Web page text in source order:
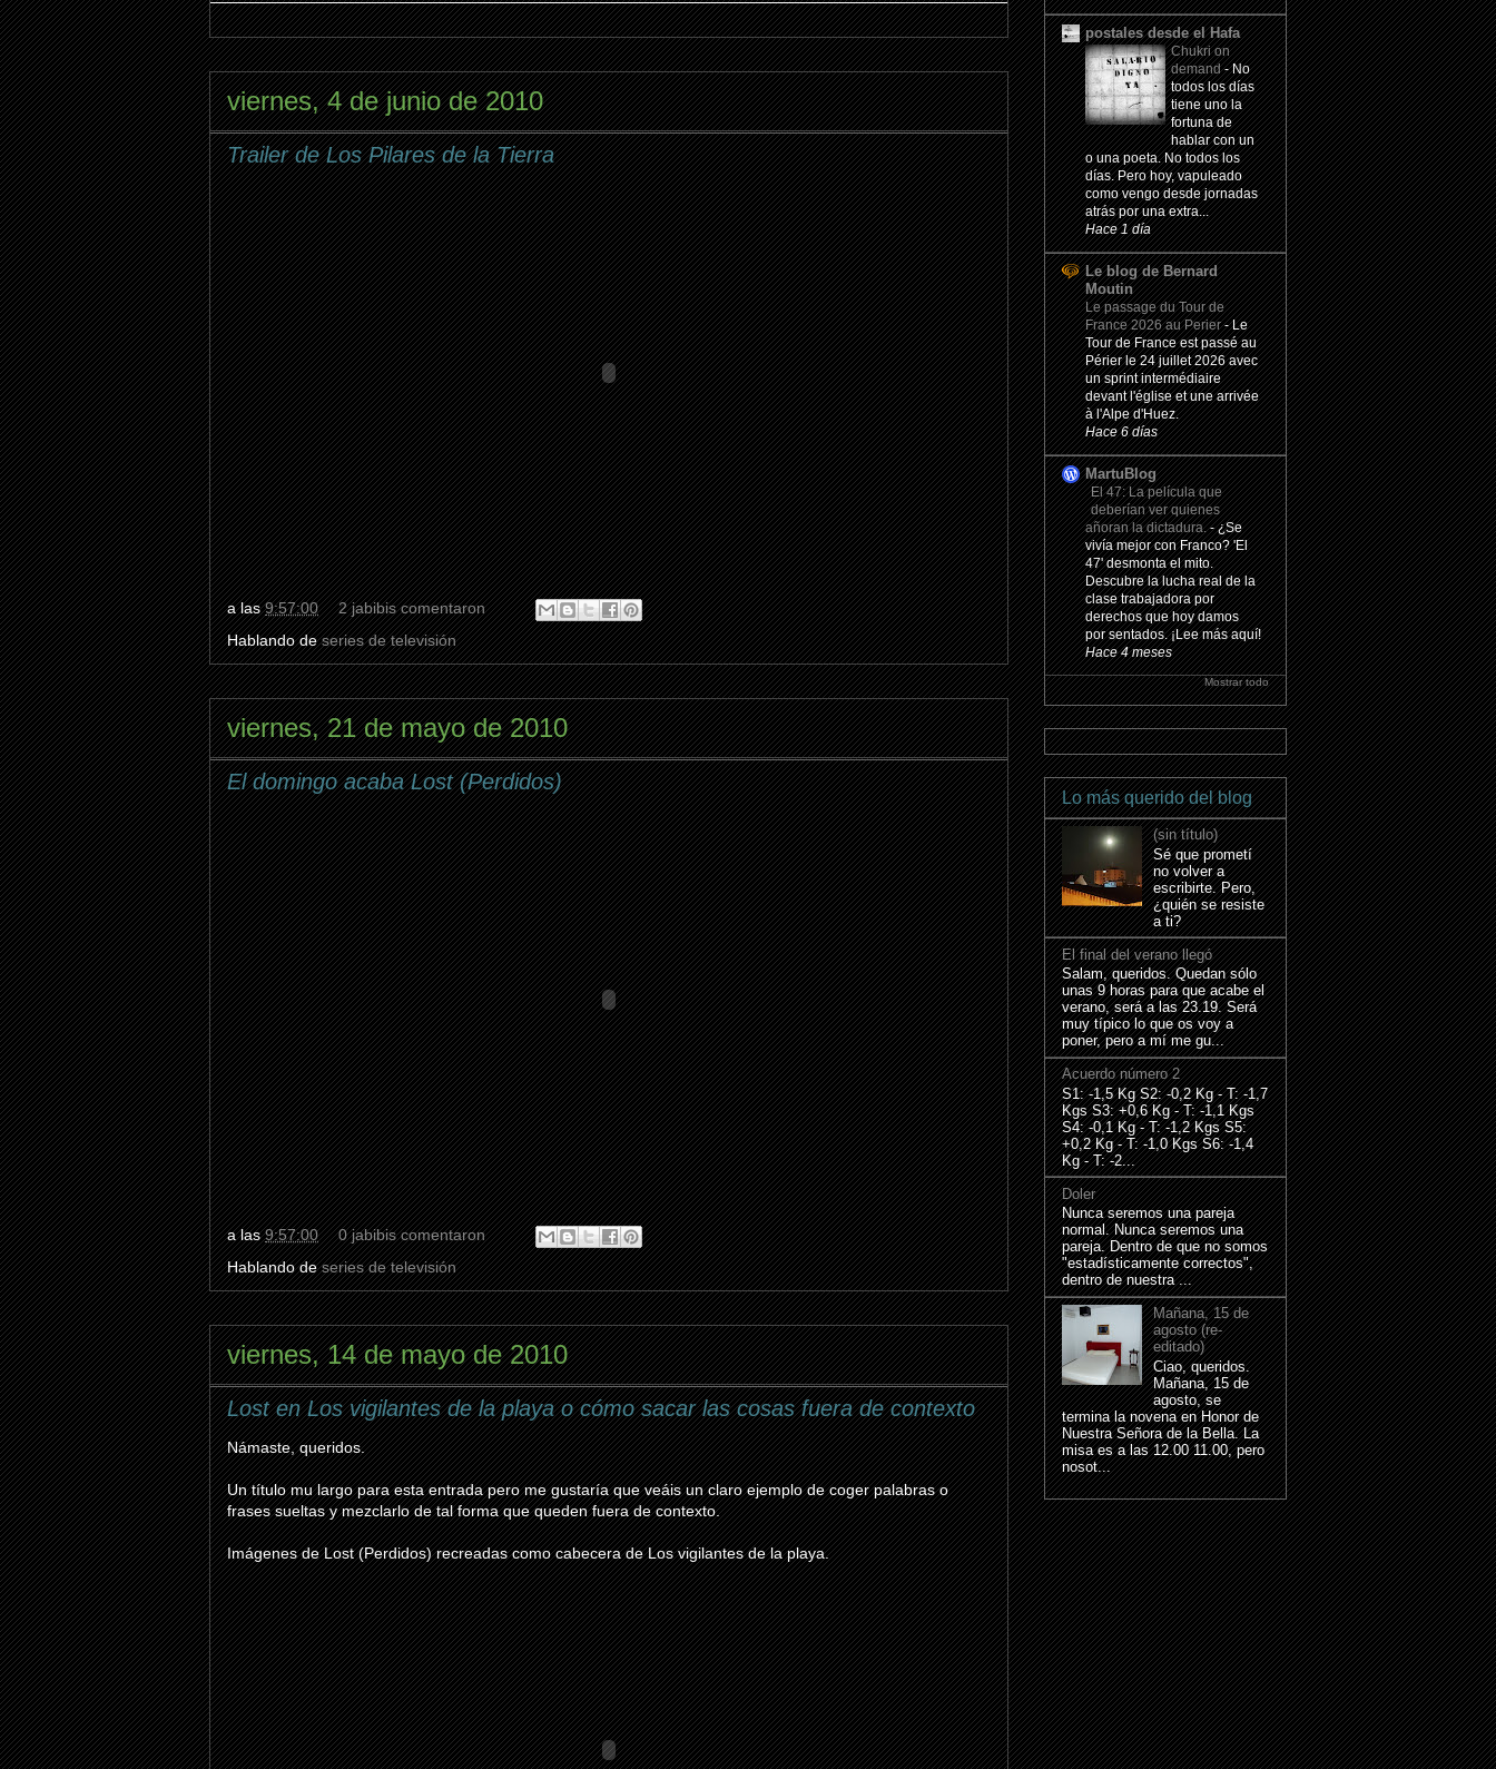
viernes, 4 de junio de 2010
Trailer de Los Pilares de la Tierra
a las9:57:00
2 jabibis comentaron
Hablando deseries de televisión
viernes, 21 de mayo de 2010
El domingo acaba Lost (Perdidos)
a las9:57:00
0 jabibis comentaron
Hablando deseries de televisión
viernes, 14 de mayo de 2010
Lost en Los vigilantes de la playa o cómo sacar las cosas fuera de contexto
Námaste, queridos.
Un título mu largo para esta entrada pero me gustaría que veáis un claro ejemplo de coger palabras o
frases sueltas y mezclarlo de tal forma que queden fuera de contexto.
Imágenes de Lost (Perdidos) recreadas como cabecera de Los vigilantes de la playa.
postales desde el Hafa
Chukri on
demand-No
todos los días
tiene uno la
fortuna de
hablar con un
o una poeta. No todos los
días. Pero hoy, vapuleado
como vengo desde jornadas
atrás por una extra...
Hace 1 día
Le blog de Bernard
Moutin
Le passage du Tour de
France 2026 au Perier-Le
Tour de France est passé au
Périer le 24 juillet 2026 avec
un sprint intermédiaire
devant l'église et une arrivée
à l'Alpe d'Huez.
Hace 6 días
MartuBlog
El 47: La película que
deberían ver quienes
añoran la dictadura.-¿Se
vivía mejor con Franco? 'El
47' desmonta el mito.
Descubre la lucha real de la
clase trabajadora por
derechos que hoy damos
por sentados. ¡Lee más aquí!
Hace 4 meses
Mostrar todo
Lo más querido del blog
(sin título)
Sé que prometí
no volver a
escribirte. Pero,
¿quién se resiste
a ti?
El final del verano llegó
Salam, queridos. Quedan sólo
unas 9 horas para que acabe el
verano, será a las 23.19. Será
muy típico lo que os voy a
poner, pero a mí me gu...
Acuerdo número 2
S1: -1,5 Kg S2: -0,2 Kg - T: -1,7
Kgs S3: +0,6 Kg - T: -1,1 Kgs
S4: -0,1 Kg - T: -1,2 Kgs S5:
+0,2 Kg - T: -1,0 Kgs S6: -1,4
Kg - T: -2...
Doler
Nunca seremos una pareja
normal. Nunca seremos una
pareja. Dentro de que no somos
"estadísticamente correctos",
dentro de nuestra ...
Mañana, 15 de
agosto (re-
editado)
Ciao, queridos.
Mañana, 15 de
agosto, se
termina la novena en Honor de
Nuestra Señora de la Bella. La
misa es a las 12.00 11.00, pero
nosot...